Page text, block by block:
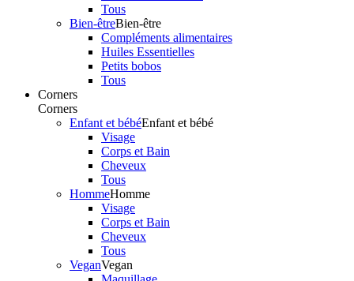
Tous
Bien-êtreBien-être
Compléments alimentaires
Huiles Essentielles
Petits bobos
Tous
Corners
Corners
Enfant et bébéEnfant et bébé
Visage
Corps et Bain
Cheveux
Tous
HommeHomme
Visage
Corps et Bain
Cheveux
Tous
VeganVegan